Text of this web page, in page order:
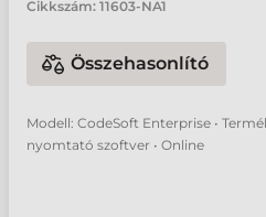
Cikkszám: 11603-NA1
Összehasonlító
Modell: CodeSoft Enterprise •
nyomtató szoftver • Online